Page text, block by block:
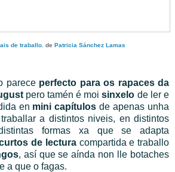
de traballo. de Patricia Sánchez Lamas
parece perfecto para os rapaces da
pero tamén é moisinxelo de ler e
en mini capítulos de apenas unha
a distintos niveis, en distintos
formas xa que se adapta
de lecturacompartida e traballo
, así que se aínda non lle botaches
a que o fagas.